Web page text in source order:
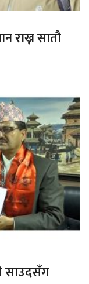
राख्न सातौ
साउदसँग